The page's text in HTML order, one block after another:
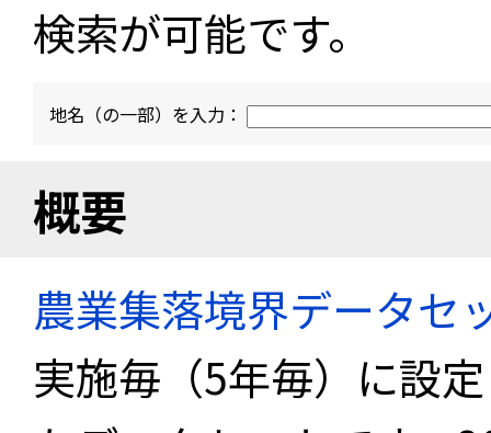
検索が可能です。
地名（の一部）を入力：
概要
農業集落境界データセ
実施毎（5年毎）に設